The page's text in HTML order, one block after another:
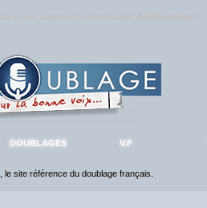
DOUBLAGES V.F
, le site référence du doublage français.